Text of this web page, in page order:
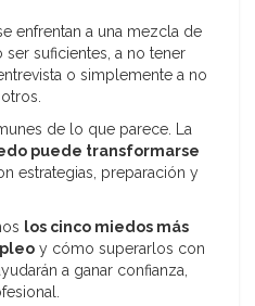
enfrentan a una mezcla de
suficientes, a no tener
o simplemente a no
de lo que parece. La
puede transformarse
estrategias, preparación y
los cinco miedos más
y cómo superarlos con
a ganar confianza,